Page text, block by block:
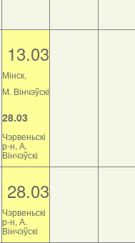
13.03
Мінск,
М. Вінчэўскі
28.03
Чэрвеньскі
р-н, А.
Вінчэўскі
28.03
Чэрвеньскі
р-н, А.
Вінчэўскі